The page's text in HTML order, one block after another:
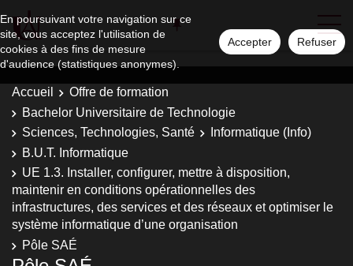
En poursuivant votre navigation sur ce
site, vous acceptez l'utilisation de
cookies à des fins de mesure
d'audience (statistiques anonymes).
Accepter Refuser
Accueil
Offre de formation
Bachelor Universitaire de Technologie
Sciences, Technologies, Santé
Informatique (Info)
B.U.T. Informatique
UE 1.3. Installer, configurer, mettre à disposition,
maintenir en conditions opérationnelles des
infrastructures, des services et des réseaux et optimiser le
système informatique d’une organisation
Pôle SAÉ